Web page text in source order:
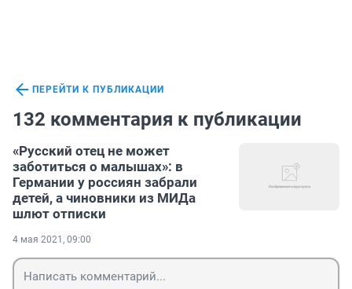
ПЕРЕЙТИ К ПУБЛИКАЦИИ
132 комментария к публикации
«Русский отец не может
заботиться о малышах»: в
Германии у россиян забрали
детей, а чиновники из МИДа
шлют отписки
4 мая 2021, 09:00